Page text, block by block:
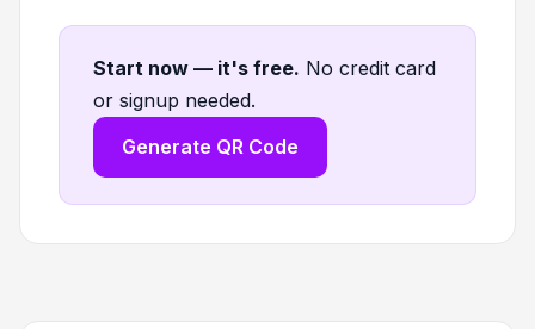
Start now — it's free. No credit card
or signup needed.
Generate QR Code